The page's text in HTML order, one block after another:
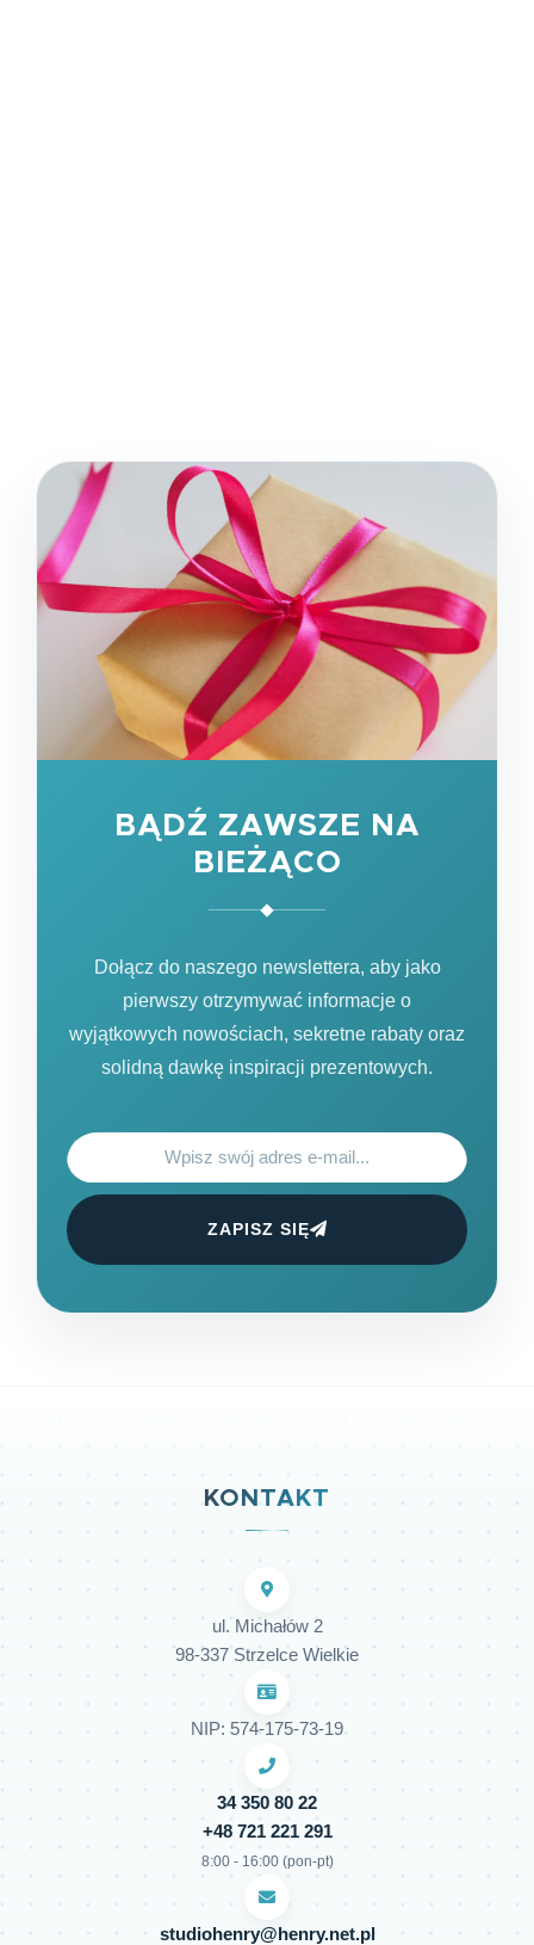
BĄDŹ ZAWSZE NA
BIEŻĄCO
Dołącz do naszego newslettera, aby jako
pierwszy otrzymywać informacje o
wyjątkowych nowościach, sekretne rabaty oraz
solidną dawkę inspiracji prezentowych.
ZAPISZ SIĘ
KONTAKT
ul. Michałów 2
98-337 Strzelce Wielkie
NIP: 574-175-73-19
34 350 80 22
+48 721 221 291
8:00 - 16:00 (pon-pt)
studiohenry@henry.net.pl